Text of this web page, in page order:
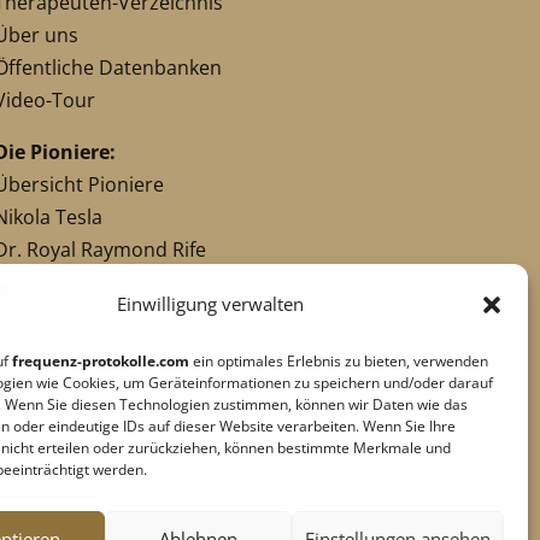
Einwilligung verwalten
frequenz-protokolle.com ein optimales Erlebnis zu bieten, verwenden
wie Cookies, um Geräteinformationen zu speichern und/oder darauf
Sie diesen Technologien zustimmen, können wir Daten wie das
oder eindeutige IDs auf dieser Website verarbeiten. Wenn Sie Ihre
erteilen oder zurückziehen, können bestimmte Merkmale und
werden.
uns
Datenbanken
Tour
Pioniere:
Pioniere
Tesla
Royal Raymond Rife
Robert C. Beck
Pioniere
|Datenschutz
Barrierefreiheit